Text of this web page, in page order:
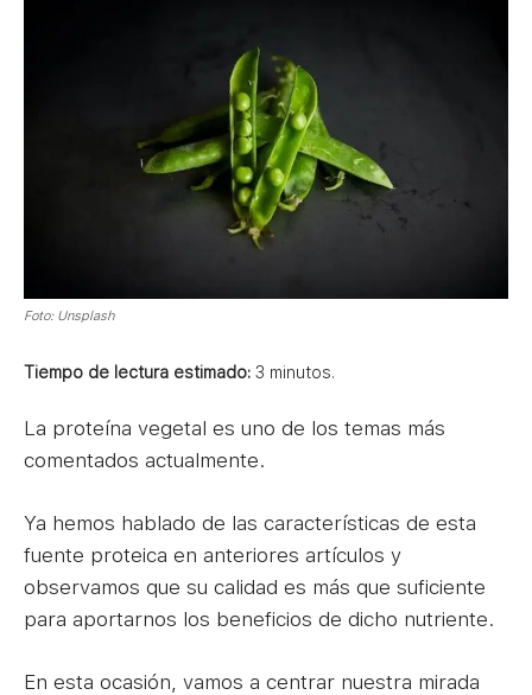
Foto: Unsplash
Tiempo de lectura estimado: 3 minutos.
La proteína vegetal es uno de los temas más
comentados actualmente.
Ya hemos hablado de las características de esta
fuente proteica en anteriores artículos y
observamos que su calidad es más que suficiente
para aportarnos los beneficios de dicho nutriente.
En esta ocasión, vamos a centrar nuestra mirada